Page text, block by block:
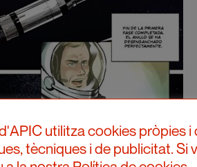
utilitza cookies pròpies
tècniques i de publicitat. Si